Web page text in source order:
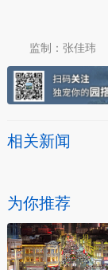
监制：张佳玮
相关新闻
为你推荐